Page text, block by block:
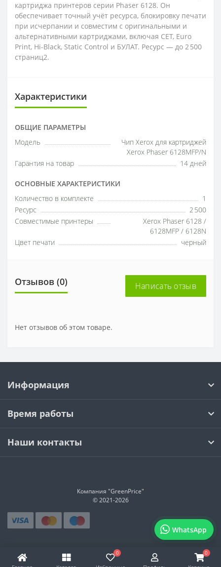
0 0
картриджа принтеров серии Phaser 6128. Он
обеспечивает точный учёт ресурса, блокировку печати
при исчерпании и совместим с оригинальными и
альтернативными картриджами, включая CET, Euro
Print, Hi-Black, Static Control и БУЛАТ. Ресурс — до 2 500
страниц2.
Характеристики
ОБЩИЕ ПАРАМЕТРЫ
Модель
Чип Xerox для картриджей
Xerox Phaser 6128MFP/N
Гарантия на товар
14 дней
ОСНОВНЫЕ ХАРАКТЕРИСТИКИ
Количество в комплекте
1
Ресурс
2 500
Совместимые принтеры
Xerox Phaser 6128 /
6128MFP / 6128N
Цвет печати
черный
Отзывов (0) Написать отзыв
Нет отзывов об этом товаре.
WhatsApp
Информация
Время работы
Наши контакты
Компания "GreenPrice"
© 2021-2026